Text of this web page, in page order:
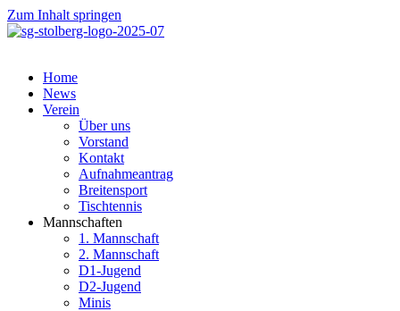
Zum Inhalt springen
Home
News
Verein
Über uns
Vorstand
Kontakt
Aufnahmeantrag
Breitensport
Tischtennis
Mannschaften
1. Mannschaft
2. Mannschaft
D1-Jugend
D2-Jugend
Minis